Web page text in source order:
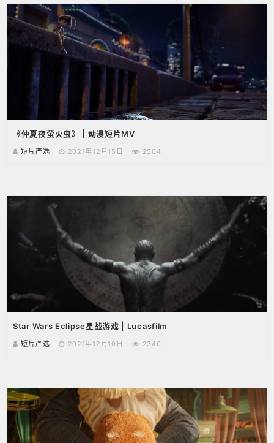
《仲夏夜萤火虫》 | 动漫短片MV
短片严选 2021年12月15日 2504
Star Wars Eclipse星战游戏 | Lucasfilm
短片严选 2021年12月10日 2340